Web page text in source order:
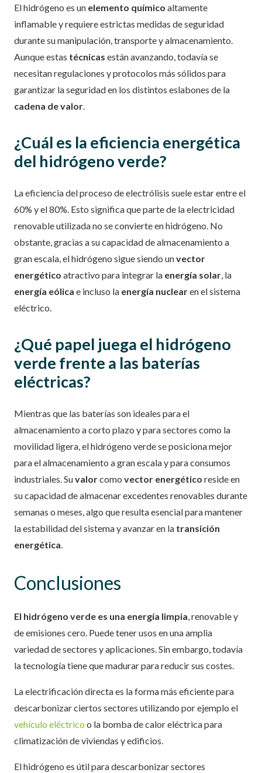
El hidrógeno es un elemento químico altamente
inflamable y requiere estrictas medidas de seguridad
durante su manipulación, transporte y almacenamiento.
Aunque estas técnicas están avanzando, todavía se
necesitan regulaciones y protocolos más sólidos para
garantizar la seguridad en los distintos eslabones de la
cadena de valor.
¿Cuál es la eficiencia energética
del hidrógeno verde?
La eficiencia del proceso de electrólisis suele estar entre el
60% y el 80%. Esto significa que parte de la electricidad
renovable utilizada no se convierte en hidrógeno. No
obstante, gracias a su capacidad de almacenamiento a
gran escala, el hidrógeno sigue siendo unvector
energético atractivo para integrar la energía solar, la
energía eólica e incluso la energía nuclearen el sistema
eléctrico.
¿Qué papel juega el hidrógeno
verde frente a las baterías
eléctricas?
Mientras que las baterías son ideales para el
almacenamiento a corto plazo y para sectores como la
movilidad ligera, el hidrógeno verde se posiciona mejor
para el almacenamiento a gran escala y para consumos
industriales. Suvalorcomo vector energético reside en
su capacidad de almacenar excedentes renovables durante
semanas o meses, algo que resulta esencial para mantener
la estabilidad del sistema y avanzar en la transición
energética.
Conclusiones
El hidrógeno verde es una energía limpia, renovable y
de emisiones cero. Puede tener usos en una amplia
variedad de sectores y aplicaciones. Sin embargo, todavía
la tecnología tiene que madurar para reducir sus costes.
La electrificación directa es la forma más eficiente para
descarbonizar ciertos sectores utilizando por ejemplo el
vehículo eléctrico o la bomba de calor eléctrica para
climatización de viviendas y edificios.
El hidrógeno es útil para descarbonizar sectores